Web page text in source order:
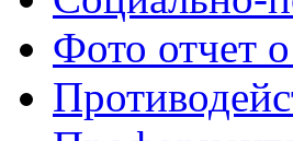
Фото отчет